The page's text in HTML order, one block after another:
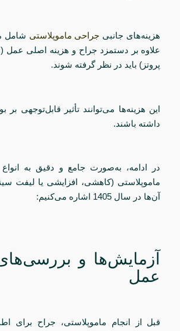
هزینه‌های جانبی جراحی ماموپلاستی شامل
علاوه بر دستمزد جراح و هزینه اصلی عمل
پروتز) باید در نظر گرفته شوند.
این هزینه‌ها می‌توانند تأثیر قابل‌توجهی
داشته باشند.
در ادامه، به‌صورت جامع و دقیق به انواع
ماموپلاستی (کاهشی، افزایشی یا لیفت
آن‌ها در سال 1405 اشاره می‌کنیم:
آزمایش‌ها و
عمل
قبل از انجام ماموپلاستی، جراح برای